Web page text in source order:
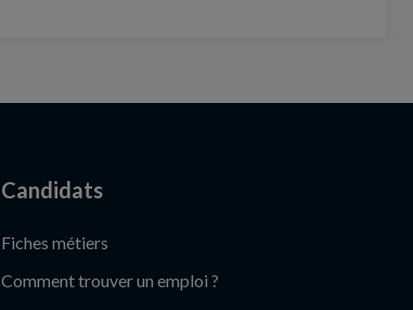
Candidats
Fiches métiers
Comment trouver un emploi ?